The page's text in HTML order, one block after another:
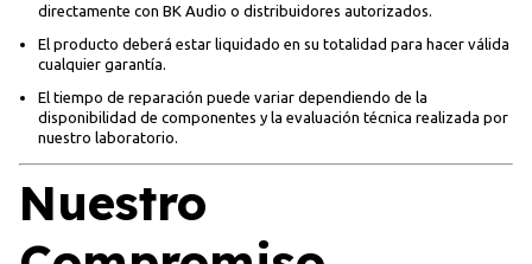
directamente con BK Audio o distribuidores autorizados.
El producto deberá estar liquidado en su totalidad para hacer válida
cualquier garantía.
El tiempo de reparación puede variar dependiendo de la
disponibilidad de componentes y la evaluación técnica realizada por
nuestro laboratorio.
Nuestro